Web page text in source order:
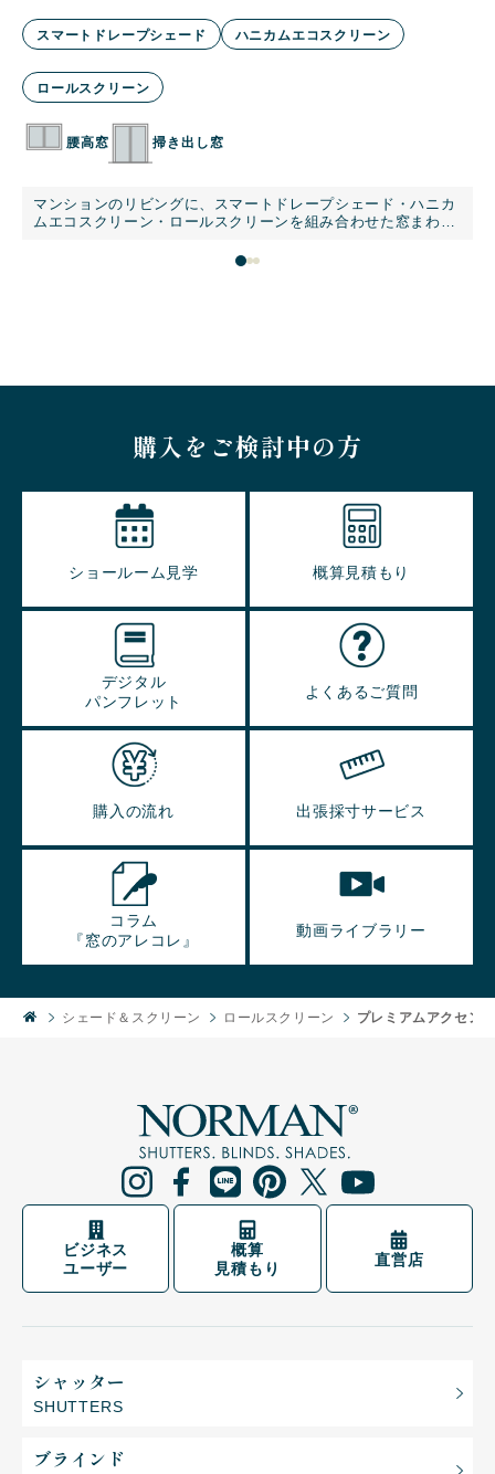
スマートドレープシェード ハニカムエコスクリーン
ロールスクリーン
腰高窓 掃き出し窓
マンションのリビングに、スマートドレープシェード・ハニカ
ムエコスクリーン・ロールスクリーンを組み合わせた窓まわり
カルブラインドのような美しい縦ラインが、グレー基調のモダ
購入をご検討中の方
ショールーム見学 概算見積もり
デジタル
パンフレット
よくあるご質問
購入の流れ 出張採寸サービス
コラム
『窓のアレコレ』
動画ライブラリー
シェード＆スクリーン ロールスクリーン プレミアムアクセン
ビジネス
ユーザー
概算
見積もり
直営店
シャッター
SHUTTERS
ブラインド